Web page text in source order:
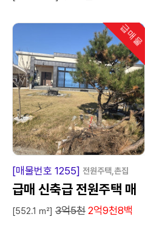
급매물
인기
급 매 물
[매물번호 1255] 전원주택,촌집
급매 신축급 전원주택 매
매
[552.1 ㎡] 3억5천 2억9천8백